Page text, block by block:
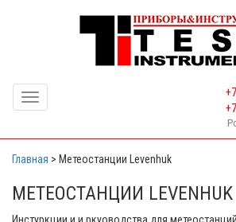
Toggle
Главная > Метеостанции Levenhuk
МЕТЕОСТАНЦИИ LEVENHUK